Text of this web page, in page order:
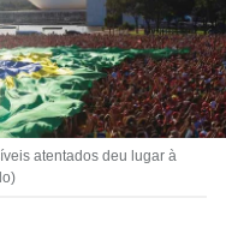
atentados deu lugar à